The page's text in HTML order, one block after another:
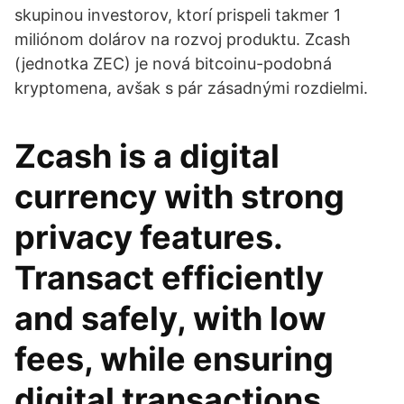
skupinou investorov, ktorí prispeli takmer 1
miliónom dolárov na rozvoj produktu. Zcash
(jednotka ZEC) je nová bitcoinu-podobná
kryptomena, avšak s pár zásadnými rozdielmi.
Zcash is a digital
currency with strong
privacy features.
Transact efficiently
and safely, with low
fees, while ensuring